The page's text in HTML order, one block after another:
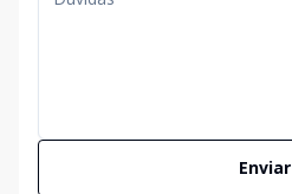
Enviar